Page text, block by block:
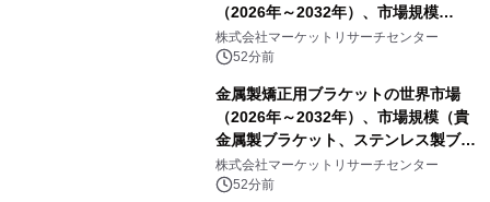
（2026年～2032年）、市場規模
（0.995、0.999、その他）・分析レポ
ートを発表
株式会社マーケットリサーチセンター
52分前
金属製矯正用ブラケットの世界市場
（2026年～2032年）、市場規模（貴
金属製ブラケット、ステンレス製ブラ
ケット、純チタン製ブラケット）・分
析レポートを発表
株式会社マーケットリサーチセンター
52分前